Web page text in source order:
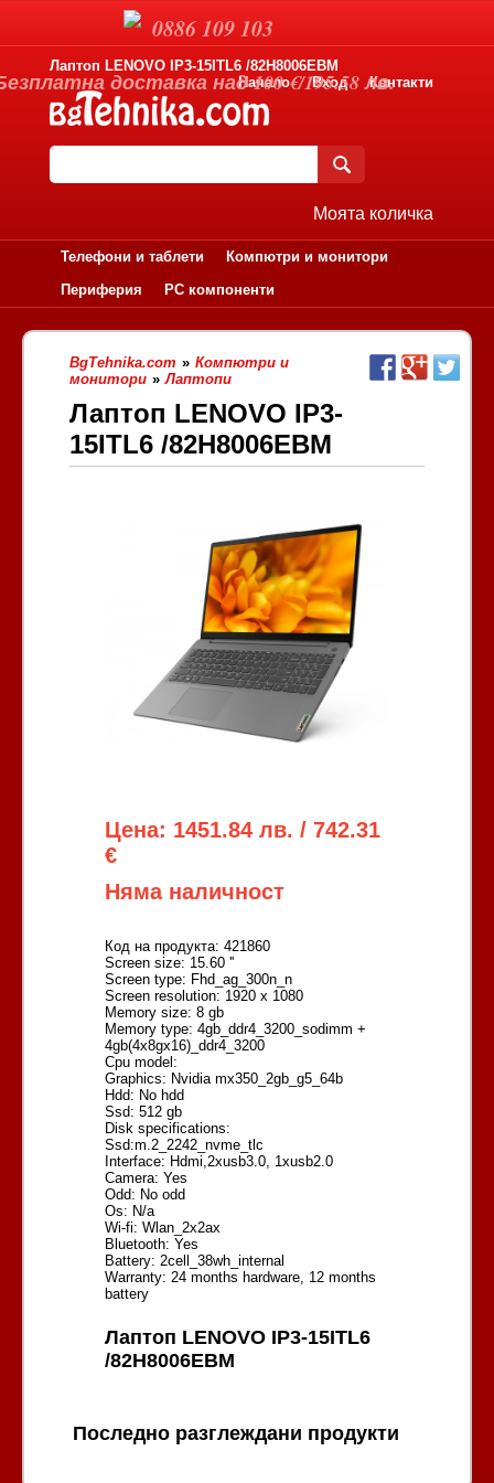
Лаптоп LENOVO IP3-15ITL6 /82H8006EBM
Начало
Вход Контакти
Моята количка
Телефони и таблети
Компютри и монитори
Периферия
PC компоненти
BgTehnika.com » Компютри и
монитори » Лаптопи
Лаптоп LENOVO IP3-
15ITL6 /82H8006EBM
Цена: 1451.84 лв. / 742.31
€
Няма наличност
Код на продукта: 421860
Screen size: 15.60 ''
Screen type: Fhd_ag_300n_n
Screen resolution: 1920 x 1080
Memory size: 8 gb
Memory type: 4gb_ddr4_3200_sodimm +
4gb(4x8gx16)_ddr4_3200
Cpu model:
Graphics: Nvidia mx350_2gb_g5_64b
Hdd: No hdd
Ssd: 512 gb
Disk specifications:
Ssd:m.2_2242_nvme_tlc
Interface: Hdmi,2xusb3.0, 1xusb2.0
Camera: Yes
Odd: No odd
Os: N/a
Wi-fi: Wlan_2x2ax
Bluetooth: Yes
Battery: 2cell_38wh_internal
Warranty: 24 months hardware, 12 months
battery
Лаптоп LENOVO IP3-15ITL6
/82H8006EBM
Последно разглеждани продукти
0886 109 103
доставка над 100 €/195.58 лв.